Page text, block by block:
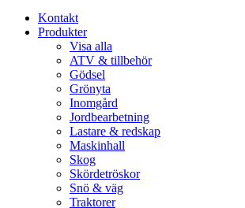
Kontakt
Produkter
Visa alla
ATV & tillbehör
Gödsel
Grönyta
Inomgård
Jordbearbetning
Lastare & redskap
Maskinhall
Skog
Skördetröskor
Snö & väg
Traktorer